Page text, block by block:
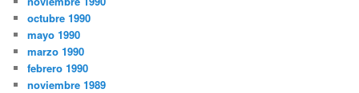
octubre 1990
mayo 1990
marzo 1990
febrero 1990
noviembre 1989